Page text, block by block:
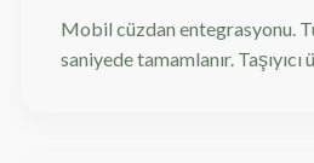
Mobil cüzdan entegrasyonu.
saniyede tamamlanır.